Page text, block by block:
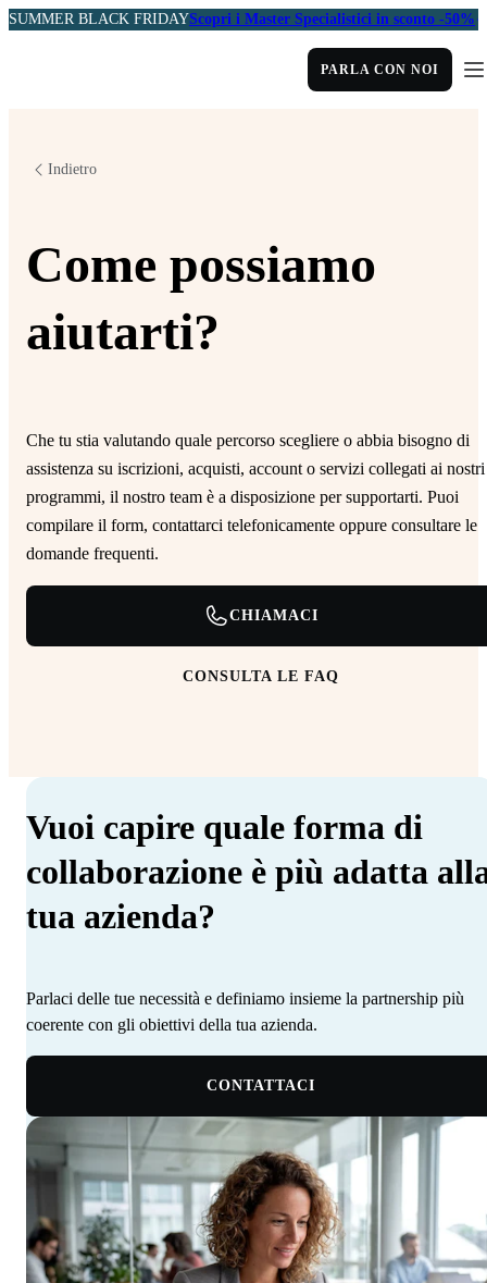
SUMMER BLACK FRIDAYScopri i Master Specialistici in sconto -50%
PARLA CON NOI
Indietro
Come possiamo
aiutarti?
Che tu stia valutando quale percorso scegliere o abbia bisogno di
assistenza su iscrizioni, acquisti, account o servizi collegati ai nostri
programmi, il nostro team è a disposizione per supportarti. Puoi
compilare il form, contattarci telefonicamente oppure consultare le
domande frequenti.
CHIAMACI
CONSULTA LE FAQ
Vuoi capire quale forma di
collaborazione è più adatta
tua azienda?
Parlaci delle tue necessità e definiamo insieme la partnership più
coerente con gli obiettivi della tua azienda. ‍ ‍‍ ‍​​​​‌ ‍ ​‍​‍‌‍ ‌ ​‍‌‍‍‌‌‍‌ ‌‍‍‌‌‍ ‍​‍​‍​ ‍‍​‍​‍‌‍‌​‌‍​‌‌ ‌​‌‍ ‌‍​ ‌‍ ‌‌ ​ ​‍ ‍‌‍​ ‌‍ ‌‍ ‌​‍​‍​‍ ​​‍​‍‌‍‍​‌ ​‍‌‍‌‌‌‍‌‍​‍​‍​ ‍‍​‍​‍‌‍‍​‌ ‌​‌ ‌​‌ ​​‌ ​ ​ ‍‍​‍ ​‍ ‌‍​ ‌‍ ‌‌ ​ ​‍ ‍‌‍‍‌‌‍ ‍‌ ‌​‌‍‌‌‌ ​‍‌‍ ‍‌‍​‌‌‍ ​​‍ ‍​ ​‍​ ‌​‌‍ ‌ ​‍‌‍‌‌‌‍​‍‌ ​ ​‍ ‍‌‍​ ‌‍ ‌‍ ‌​‍ ‌‍‌‌‌‍‌​‌‍‍‌‌ ‌​‌‍ ‌ ​‍​‍ ‌‍‍‌‌ ‌​‌‍‌‌‌‍ ‌‌‌ ‌ ‌​‌ ‍‌‌ ​​‌‍‌‌‌ ​ ​‍ ‌​​‍‌‍ ‍​ ​​​ ‌​‌‌‍​‌​ ​‌‌‍‍‌‌‍​‌‌​‌​ ‌‍‌‌​ ‌ ​ ‌ ‍‍‌ ‌‍‌‌​‌‌​ ‌‌‍‌‌​‌‍‌ ​‍‌‍ ‍‌​​‍‌ ‌ ​‍ ‌‍‍‌‌ ‌​‌‍‌‌‌‍ ‌‌ ​ ​‍ ‌​‍‍‌​ ‍‌ ‌ ‌‍‌‌‌​​‌​ ‌ ‌​‌​‌​​‌‌‌​ ​ ‌‌‌ ‌‌‌‍‍‍​ ​‍‌​‌ ‌‍ ‍‌ ​‍‌ ​‍‌ ‍‌‌‍​‌‌ ‌‍‌​ ‌‌‍‌ ​‍ ‌‍‌‌‌‍‌​‌‍‍‌‌ ‌​​‍​ ‌‍‌‍‌‍‍‌‌‍‌‌‌‍ ​‌‍‌​‌‌​​‌‍​‌‌ ‌​‌‍‍​​ ‌‌ ​ ‌ ‌‌‌‍​‍‌ ‌​‌‍‍‌‌ ‌​‌‍ ​‌‍‌‌​‍ ‍‌‍‍‌‌ ‌​​‍​‍‌
CONTATTACI